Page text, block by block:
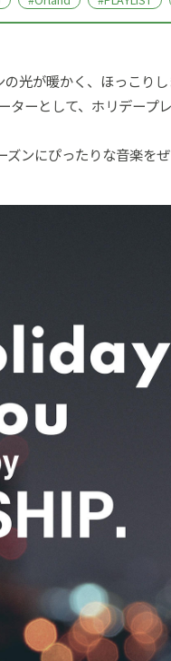
光が暖かく、ほっこり
ターとして、ホリデー
ンにぴったりな音楽をぜ